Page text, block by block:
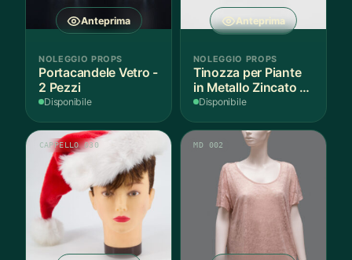
Anteprima
NOLEGGIO PROPS
Portacandele Vetro -
2 Pezzi
Disponibile
Anteprima
NOLEGGIO PROPS
Tinozza per Piante
in Metallo Zincato -
3 Pezzi
Disponibile
CAPPELLO 030 MD 002